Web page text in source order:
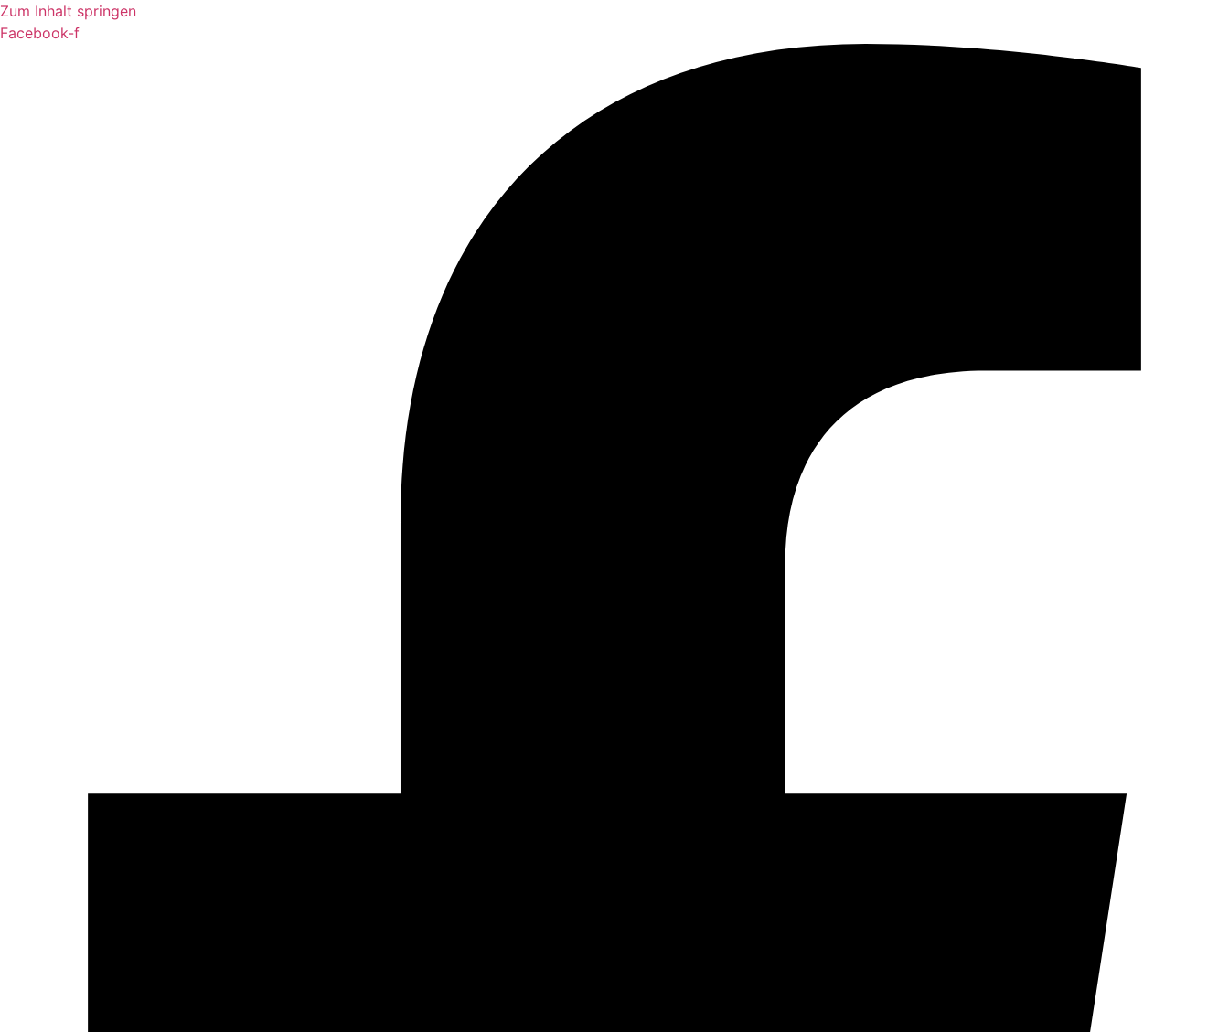
Zum Inhalt springen
Facebook-f